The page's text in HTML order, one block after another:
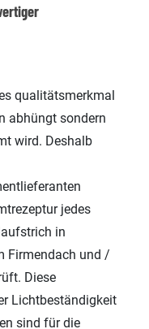
qualitätsmerkmal
abhüngt sondern
wird. Deshalb
jedes
in
Firmendach und /
Diese
Lichtbeständigkeit
sind für die